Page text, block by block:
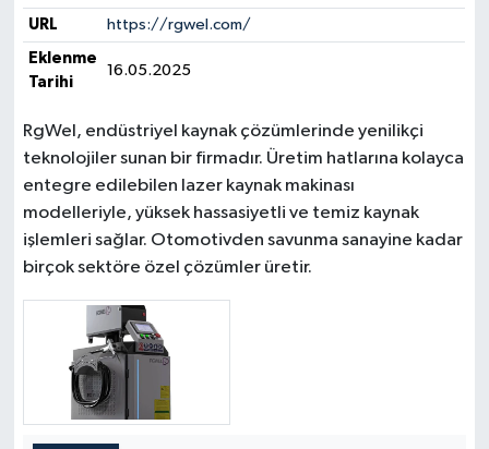
URL https://rgwel.com/
Eklenme
Tarihi
16.05.2025
RgWel, endüstriyel kaynak çözümlerinde yenilikçi
teknolojiler sunan bir firmadır. Üretim hatlarına kolayca
entegre edilebilen lazer kaynak makinası
modelleriyle, yüksek hassasiyetli ve temiz kaynak
işlemleri sağlar. Otomotivden savunma sanayine kadar
birçok sektöre özel çözümler üretir.